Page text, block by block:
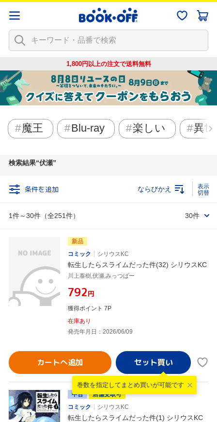
1,800円以上の注文で送料無料
魔王 Blu-ray 楽しい 異
検索結果 伏瀬
条件を追加
1件～30件（全251件）
ならびかえ
30件
新品
コミック
シリウスKC
転生したらスライムだった件(32) シリウスKC
川上泰樹,伏瀬,みっつばー
¥792円
獲得ポイント 7P
在庫あり
発売年月日：2026/06/09
カートへ追加
巻数を指定して まとめ買いが可能です
中古
店舗受取可
コミック
シリウスKC
転生したらスライムだった件(1) シリウスKC